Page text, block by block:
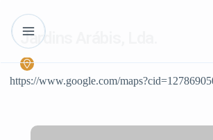
Jardins Arábis, Lda.
https://www.google.com/